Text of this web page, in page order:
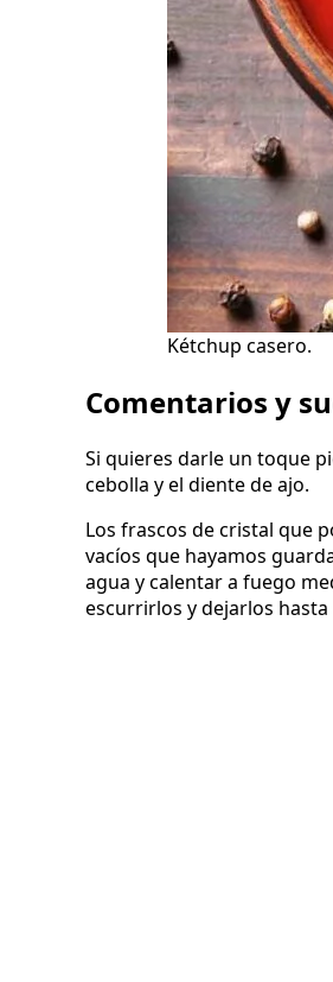
Kétchup casero.
Comentarios y
Si quieres darle un toque
cebolla y el diente de ajo.
Los frascos de cristal que
vacíos que hayamos
agua y calentar a fuego
escurrirlos y dejarlos hasta